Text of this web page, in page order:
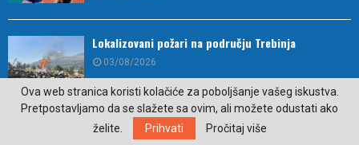
Lokalizovani požari na području Trebinja
03/08/2026
Završen „3×3 Trebinje 2026“: Ekipa iz Herceg
Novog osvojila seniorski, Trebinjci juniorski turnir
Ova web stranica koristi kolačiće za poboljšanje vašeg iskustva.
Pretpostavljamo da se slažete sa ovim, ali možete odustati ako
želite.
Prihvati Pročitaj više